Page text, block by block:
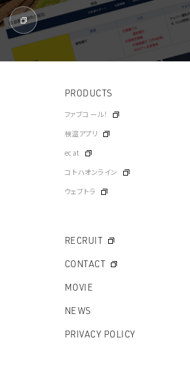
PRODUCTS
ファブコール！
検温アプリ
ecat
コトハオンライン
ウェブトラ
RECRUIT
CONTACT
MOVIE
NEWS
PRIVACY POLICY